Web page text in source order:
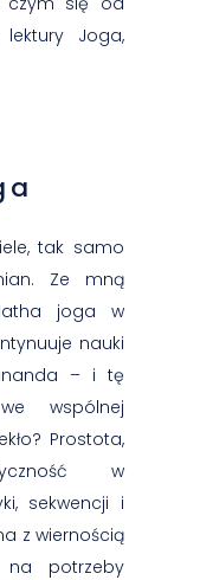
Joga,
tak samo
Ze mną
joga w
nauki
– i tę
wspólnej
Prostota,
w
sekwencji i
z wiernością
na potrzeby